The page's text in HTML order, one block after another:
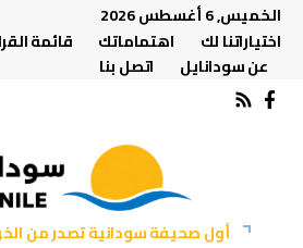
الخميس, 6 أغسطس 2026
اختياراتنا لك
اهتماماتك قائمة
عن سودانايل
اتصل بنا
أول صحيفة سودانية تصدر من